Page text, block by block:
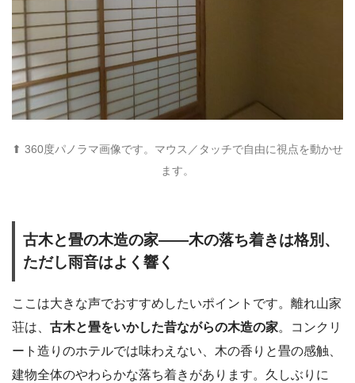
⬆ 360度パノラマ画像です。マウス／タッチで自由に視点を動かせ
ます。
古木と畳の木造の家――木の落ち着きは格別、
ただし雨音はよく響く
ここは大きな声でおすすめしたいポイントです。離れ山家
荘は、 古木と畳をいかした昔ながらの木造の家。コンクリ
ート造りのホテルでは味わえない、木の香りと畳の感触、
建物全体のやわらかな落ち着きがあります。久しぶりに